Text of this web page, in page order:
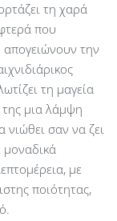
τη χαρά
που
την
τη μαγεία
μια λάμψη
σαν να ζει
μοναδικά
με
ποιότητας,